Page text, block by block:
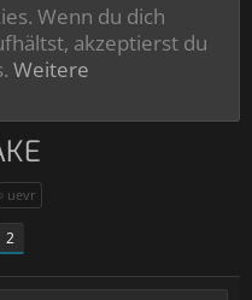
Wenn du dich
akzeptierst du
Weitere
uevr
2